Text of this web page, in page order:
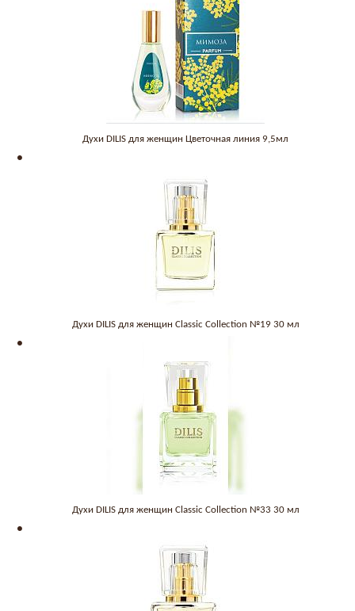
Духи DILIS для женщин Цветочная линия 9,5мл
Духи DILIS для женщин Classic Collection №19 30 мл
Духи DILIS для женщин Classic Collection №33 30 мл